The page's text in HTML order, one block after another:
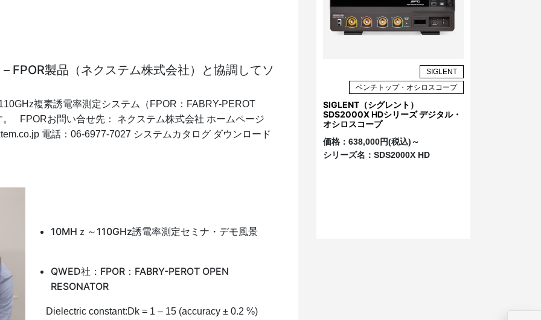
FPOR製品（ネクステム株式会社）と協調してソ
複素誘電率測定システム（FPOR：FABRY-PEROT
FPORお問い合せ先： ネクステム株式会社 ホームページ
電話：06-6977-7027 システムカタログ ダウンロード
10MHｚ～110GHz誘電率測定セミナ・デモ風景
QWED社：FPOR：FABRY-PEROT OPEN
RESONATOR
Dielectric constant:Dk = 1 – 15 (accuracy ± 0.2 %)
SIGLENT
ベンチトップ・オシロスコープ
SIGLENT（シグレント）
SDS2000X HDシリーズ デジタル・
オシロスコープ
価格： 638,000円(税込)～
シリーズ名： SDS2000X HD